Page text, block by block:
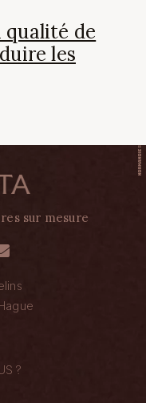
de
les
sur mesure
?